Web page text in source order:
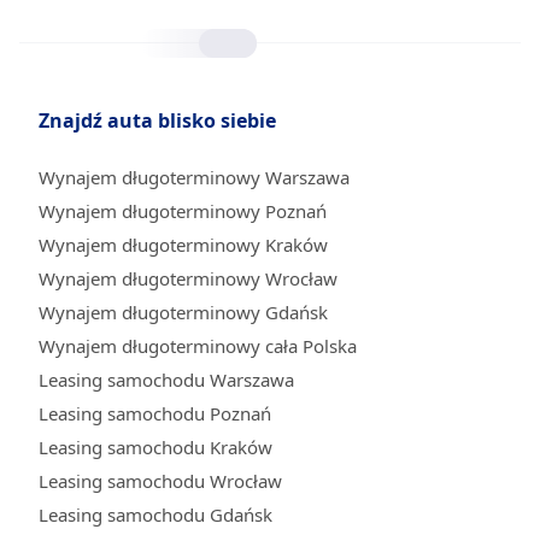
Znajdź auta blisko siebie
Wynajem długoterminowy Warszawa
Wynajem długoterminowy Poznań
Wynajem długoterminowy Kraków
Wynajem długoterminowy Wrocław
Wynajem długoterminowy Gdańsk
Wynajem długoterminowy cała Polska
Leasing samochodu Warszawa
Leasing samochodu Poznań
Leasing samochodu Kraków
Leasing samochodu Wrocław
Leasing samochodu Gdańsk